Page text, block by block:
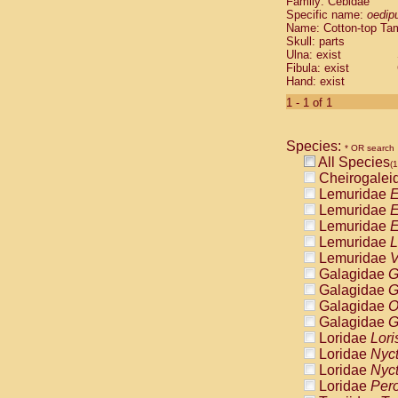
Cebidae
Cebidae
Cebidae
Cebidae
Cebidae
Cebidae
Cebidae
Cebidae
Cebidae
Cebidae
Cebidae
Cebidae
Atelidae
Atelidae
Atelidae
Atelidae
Atelidae
Atelidae
Atelidae
Atelidae
Atelidae
Atelidae
Pitheciidae
Specific name:
Name: Cotton-top
Skull: parts
Ulna: exist
Fibula: exist
Hand: exist
1 - 1 of 1
Species: * OR search
All Species
Lemuridae
Lemuridae
Lemuridae
Lemuridae
Lemuridae
Galagidae
Galagidae
Galagidae
Galagidae
Loridae
Loridae
Loridae
Loridae